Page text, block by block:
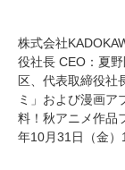
株式会社
役社長 CEO：夏
区、代表取締役社
ミ」および漫画ア
料！秋アニメ作品
年10月31日（金）